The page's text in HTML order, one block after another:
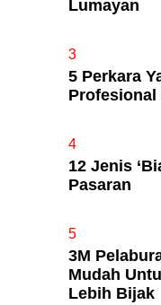
Lumayan
3
5 Perkara
Profesional
4
12 Jenis
Pasaran
5
3M
Mudah
Lebih Bijak